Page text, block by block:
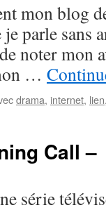
mon blog
parle sans
noter
…
drama, internet, lien
Call –
série